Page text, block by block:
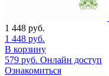
1 448 руб.
1 448 руб.
В корзину
579 руб. Онлайн доступ
Ознакомиться